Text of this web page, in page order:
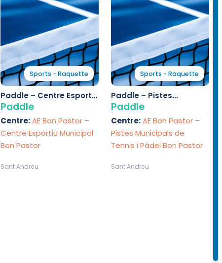
Sports - Raquette
Paddle – Centre Esportiu
Municipal Bon Pastor
Paddle
Centre:AE Bon Pastor –
Centre Esportiu Municipal
Bon Pastor
Sant Andreu
Sports - Raquette
Paddle – Pistes
Municipals de Tennis i
Paddle
Centre:AE Bon Pastor –
Pistes Municipals de
Tennis i Pàdel Bon Pastor
Sant Andreu